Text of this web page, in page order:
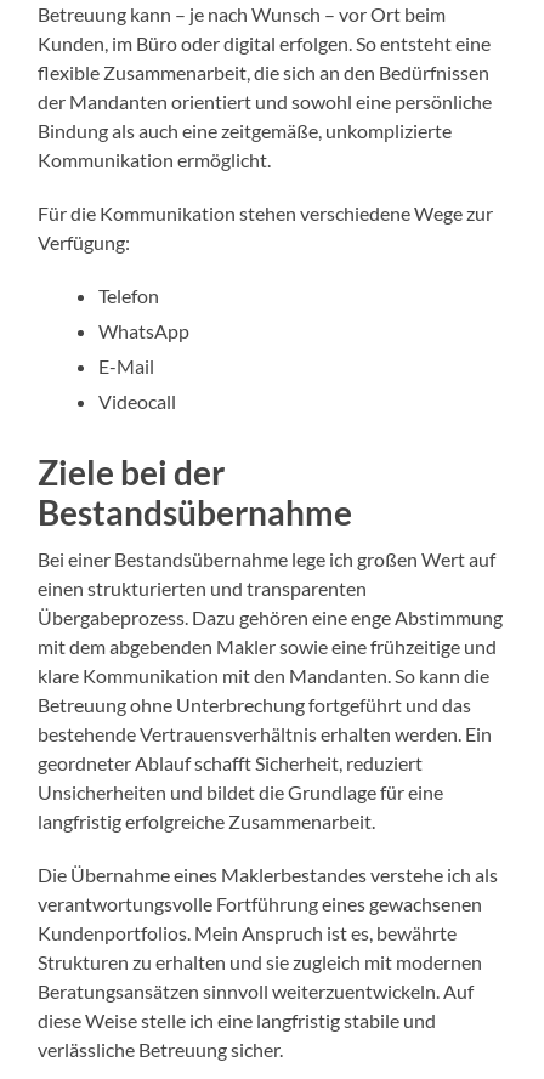
Betreuung kann – je nach Wunsch – vor Ort beim
Kunden, im Büro oder digital erfolgen. So entsteht eine
flexible Zusammenarbeit, die sich an den Bedürfnissen
der Mandanten orientiert und sowohl eine persönliche
Bindung als auch eine zeitgemäße, unkomplizierte
Kommunikation ermöglicht.
Für die Kommunikation stehen verschiedene Wege zur
Verfügung:
Telefon
WhatsApp
E-Mail
Videocall
Ziele bei der
Bestandsübernahme
Bei einer Bestandsübernahme lege ich großen Wert auf
einen strukturierten und transparenten
Übergabeprozess. Dazu gehören eine enge Abstimmung
mit dem abgebenden Makler sowie eine frühzeitige und
klare Kommunikation mit den Mandanten. So kann die
Betreuung ohne Unterbrechung fortgeführt und das
bestehende Vertrauensverhältnis erhalten werden. Ein
geordneter Ablauf schafft Sicherheit, reduziert
Unsicherheiten und bildet die Grundlage für eine
langfristig erfolgreiche Zusammenarbeit.
Die Übernahme eines Maklerbestandes verstehe ich als
verantwortungsvolle Fortführung eines gewachsenen
Kundenportfolios. Mein Anspruch ist es, bewährte
Strukturen zu erhalten und sie zugleich mit modernen
Beratungsansätzen sinnvoll weiterzuentwickeln. Auf
diese Weise stelle ich eine langfristig stabile und
verlässliche Betreuung sicher.